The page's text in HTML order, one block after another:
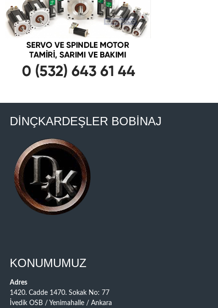
DİNÇKARDEŞLER BOBİNAJ
KONUMUMUZ
Adres
1420. Cadde 1470. Sokak No: 77
İvedik OSB / Yenimahalle / Ankara